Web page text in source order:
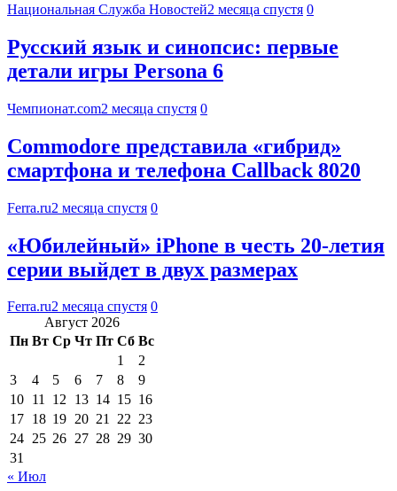
Национальная Служба Новостей2 месяца спустя 0
Русский язык и синопсис: первые
детали игры Persona 6
Чемпионат.com2 месяца спустя 0
Commodore представила «гибрид»
смартфона и телефона Callback 8020
Ferra.ru2 месяца спустя 0
«Юбилейный» iPhone в честь 20-летия
серии выйдет в двух размерах
Ferra.ru2 месяца спустя 0
Август 2026
Пн Вт Ср Чт Пт Сб Вс
1
2
3
4 5 6 7 8
9
10 11 12 13 14 15 16
17 18 19 20 21 22 23
24 25 26 27 28 29 30
31
« Июл